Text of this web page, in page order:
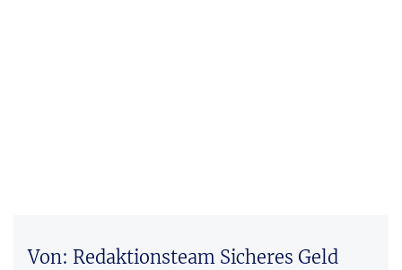
Von: Redaktionsteam Sicheres Geld